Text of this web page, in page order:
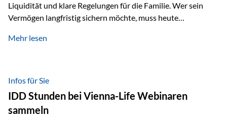
Liquidität und klare Regelungen für die Familie. Wer sein
Vermögen langfristig sichern möchte, muss heute
„Erfolgsformel Liechtenstein“, herausgegeben und verfasst
Vermögensschutz strategisch miteinander verbindet.
Warum klassische Nachfolgeplanung oft scheitert Viele
Vermögen werden erst im Todesfall übertragen. Das kann zu
Problemen führen: Hohe Erbschaftsteuern Streitigkeiten
Mehr lesen
Infos für Sie
IDD Stunden bei Vienna-Life Webinaren
sammeln